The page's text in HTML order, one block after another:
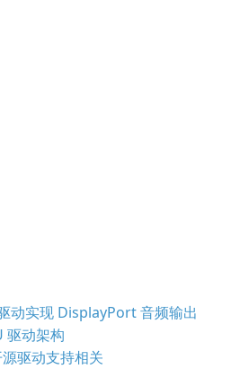
动实现 DisplayPort 音频输出
驱动架构
驱动支持相关